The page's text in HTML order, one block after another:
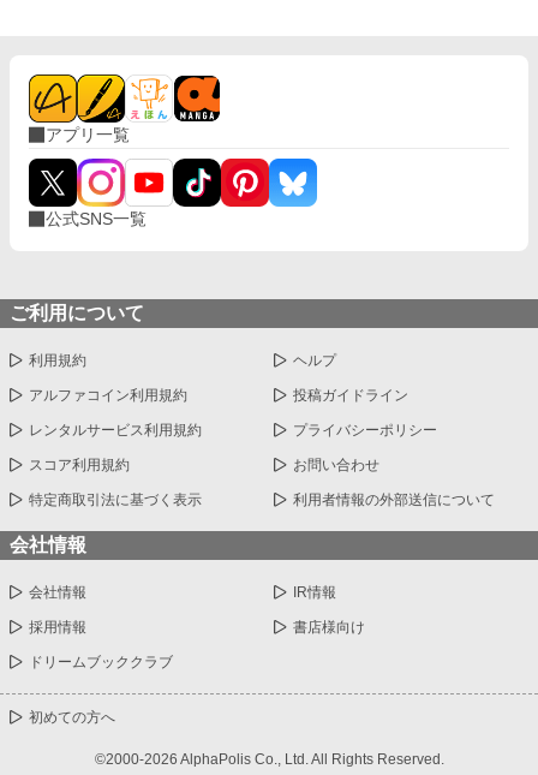
アプリ一覧
公式SNS一覧
ご利用について
利用規約 ヘルプ
アルファコイン利用規約 投稿ガイドライン
レンタルサービス利用規約 プライバシーポリシー
スコア利用規約 お問い合わせ
特定商取引法に基づく表示 利用者情報の外部送信について
会社情報
会社情報 IR情報
採用情報 書店様向け
ドリームブッククラブ
初めての方へ
©2000-2026 AlphaPolis Co., Ltd. All Rights Reserved.